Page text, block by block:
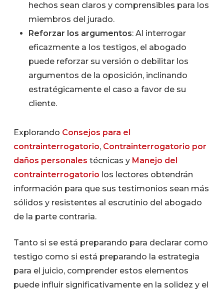
hechos sean claros y comprensibles para los
miembros del jurado.
Reforzar los argumentos: Al interrogar
eficazmente a los testigos, el abogado
puede reforzar su versión o debilitar los
argumentos de la oposición, inclinando
estratégicamente el caso a favor de su
cliente.
Explorando Consejos para el
contrainterrogatorio, Contrainterrogatorio por
daños personales técnicas y Manejo del
contrainterrogatorio los lectores obtendrán
información para que sus testimonios sean más
sólidos y resistentes al escrutinio del abogado
de la parte contraria.
Tanto si se está preparando para declarar como
testigo como si está preparando la estrategia
para el juicio, comprender estos elementos
puede influir significativamente en la solidez y el